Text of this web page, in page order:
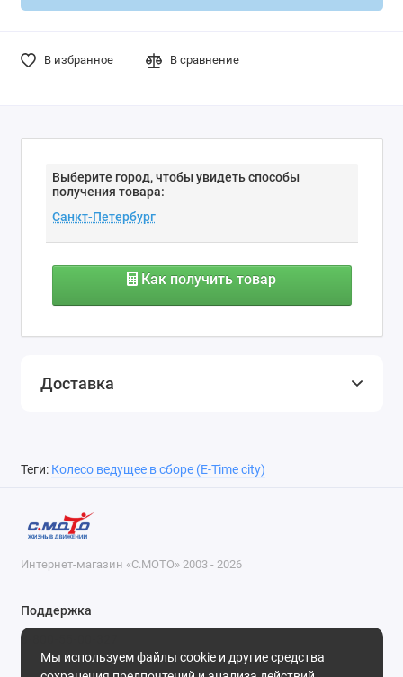
В избранное В сравнение
Выберите город, чтобы увидеть способы
получения товара:
Как получить товар
Доставка
Теги: Колесо ведущее в сборе (E-Time city)
Мы используем файлы cookie и другие средства
Интернет-магазин «С.МОТО» 2003 - 2026
Поддержка
8-800-55-00-327
Будни, с 09-30 до 18-30